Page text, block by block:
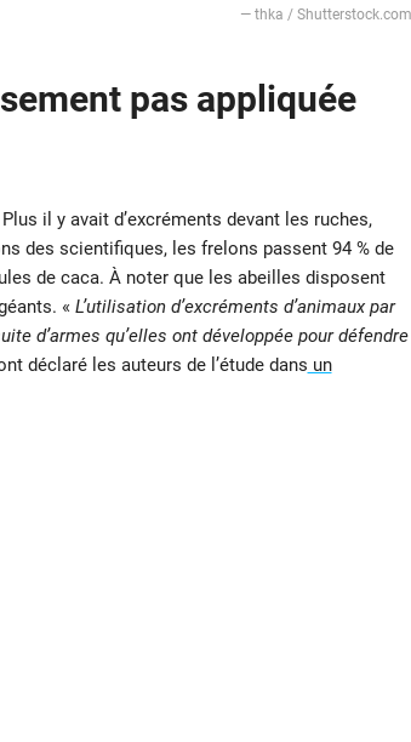
— thka / Shutterstock.com
pas appliquée
il y avait d’excréments devant les ruches,
des scientifiques, les frelons passent 94 % de
de caca. À noter que les abeilles disposent
« L’utilisation d’excréments d’animaux par
d’armes qu’elles ont développée pour défendre
déclaré les auteurs de l’étude dans un